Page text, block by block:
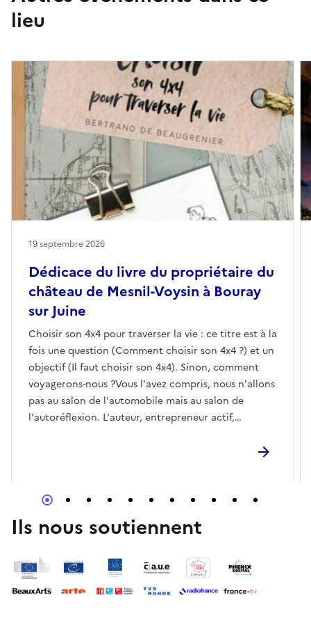
lieu
Dédicace du livre du propriétaire du
château de Mesnil-Voysin à Bouray
sur Juine
Choisir son 4x4 pour traverser la vie : ce titre est à la
fois une question (Comment choisir son 4x4 ?) et un
objectif (Il faut choisir son 4x4). Sinon, comment
voyagerons-nous ?Vous l'avez compris, nous n'allons
pas au salon de l'automobile mais au salon de
l'autoréflexion. L'auteur, entrepreneur actif,
l'aventure, le défi, le rêve, l'efficacité, la sobriété, le
goût de la nature, la nouveauté, la capacité à
franchir des obstacles, l'ouverture à l'autre, la
découverte de cette terre inconnue : nous-mêmes.
Ce 4x4 ne s'achète pas, il se construit en assemblant
les pièces que nous dénichons.Bertrand de
19 septembre 2026
Ils nous soutiennent